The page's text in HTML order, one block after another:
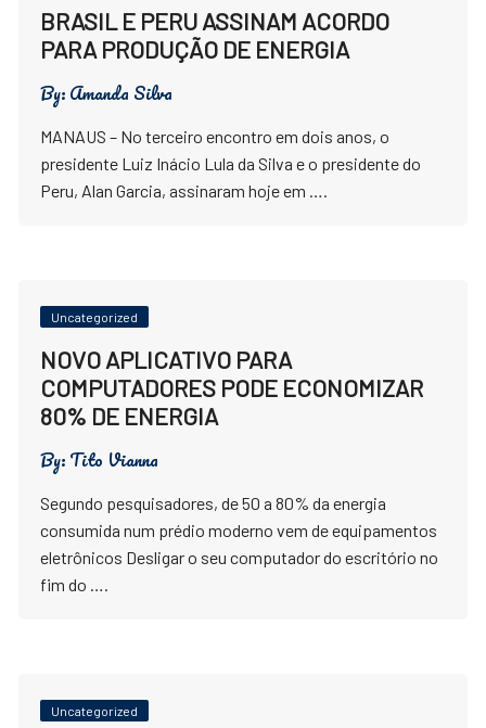
BRASIL E PERU ASSINAM ACORDO
PARA PRODUÇÃO DE ENERGIA
By:Amanda Silva
MANAUS – No terceiro encontro em dois anos, o
presidente Luiz Inácio Lula da Silva e o presidente do
Peru, Alan Garcia, assinaram hoje em ….
Uncategorized
NOVO APLICATIVO PARA
COMPUTADORES PODE ECONOMIZAR
80% DE ENERGIA
By:Tito Vianna
Segundo pesquisadores, de 50 a 80% da energia
consumida num prédio moderno vem de equipamentos
eletrônicos Desligar o seu computador do escritório no
fim do ….
Uncategorized